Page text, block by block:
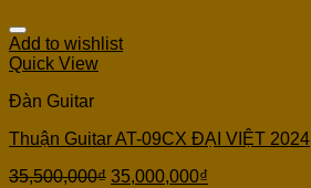
Add to wishlist
Quick View
Đàn Guitar
Thuận Guitar AT-09CX ĐẠI VIỆT 2024
35,500,000₫ 35,000,000₫